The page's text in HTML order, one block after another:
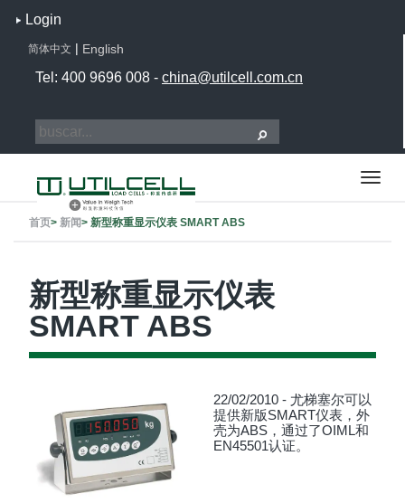
Login
简体中文 | English
Tel: 400 9696 008 - china@utilcell.com.cn
首页> 新闻> 新型称重显示仪表 SMART ABS
新型称重显示仪表
SMART ABS
22/02/2010 - 尤梯塞尔可以
提供新版SMART仪表，外
壳为ABS，通过了OIML和
EN45501认证。